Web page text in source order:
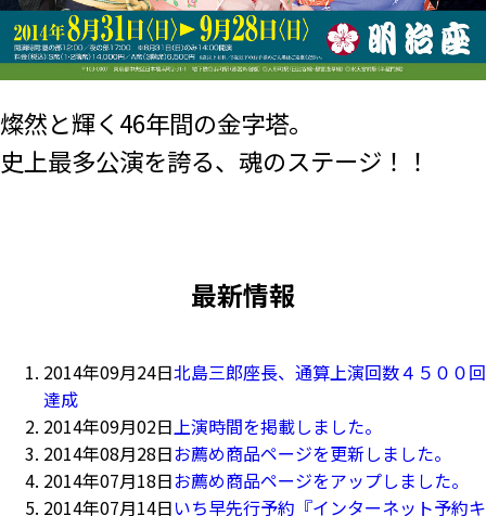
燦然と輝く46年間の金字塔。
史上最多公演を誇る、魂のステージ！！
最新情報
2014年09月24日北島三郎座長、通算上演回数４５００回
達成
2014年09月02日上演時間を掲載しました。
2014年08月28日お薦め商品ページを更新しました。
2014年07月18日お薦め商品ページをアップしました。
2014年07月14日いち早先行予約『インターネット予約キ